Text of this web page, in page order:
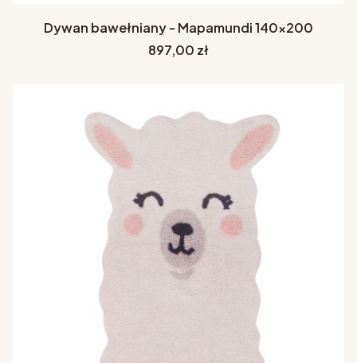
Dywan bawełniany - Mapamundi 140x200
Cena
897,00 zł